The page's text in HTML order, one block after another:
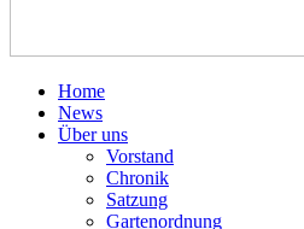
Home
News
Über uns
Vorstand
Chronik
Satzung
Gartenordnung